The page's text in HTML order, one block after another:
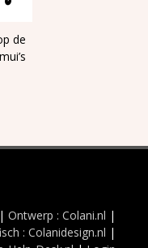
de
| Ontwerp : Colani.nl |
: Colanidesign.nl |